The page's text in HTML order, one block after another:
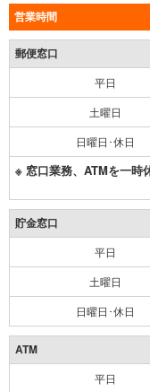
営業時間
郵便窓口
平日
土曜日
日曜日･休日
※ 窓口業務、ATMを一時
貯金窓口
平日
土曜日
日曜日･休日
ATM
平日